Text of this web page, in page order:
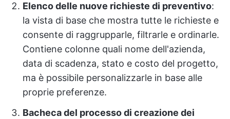
Elenco delle nuove richieste di preventivo:
la vista di base che mostra tutte le richieste e
consente di raggrupparle, filtrarle e ordinarle.
Contiene colonne quali nome dell'azienda,
data di scadenza, stato e costo del progetto,
ma è possibile personalizzarle in base alle
proprie preferenze.
Bacheca del processo di creazione dei